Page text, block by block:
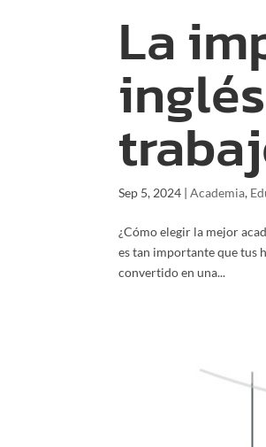
La
Sep 5, 2024 |Academia,
¿Cómo elegir la mejor
es tan importante que tus
convertido en una...